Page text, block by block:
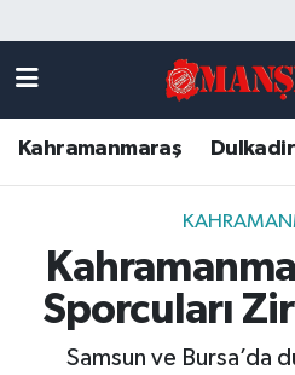
Kahramanmaraş
Sporcuları
Samsun ve Bursa’da
DULKADİROĞLU
KAHRAMANMARAŞ
ONİKİŞUBAT
Kahramanmaraş
Kahramanmaraş Hava
Kahramanmaraş Trafik
Süper Lig Puan Durumu